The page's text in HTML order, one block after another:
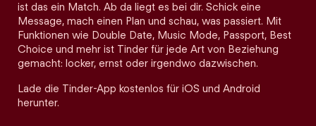
ist das ein Match. Ab da liegt es bei dir. Schick eine
Message, mach einen Plan und schau, was passiert. Mit
Funktionen wie Double Date, Music Mode, Passport, Best
Choice und mehr ist Tinder für jede Art von Beziehung
gemacht: locker, ernst oder irgendwo dazwischen.
Lade die Tinder-App kostenlos für iOS und Android
herunter.